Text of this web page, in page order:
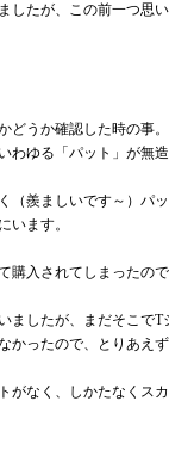
したが、この前一つ思
どうか確認した時の事。
わゆる「パット」が無
（羨ましいです～）パ
います。
購入されてしまったの
ましたが、まだそこで
かったので、とりあえ
がなく、しかたなくス